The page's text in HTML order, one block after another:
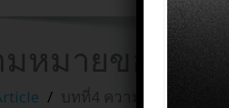
หมายของการ
บทที่4 ความหมายของก